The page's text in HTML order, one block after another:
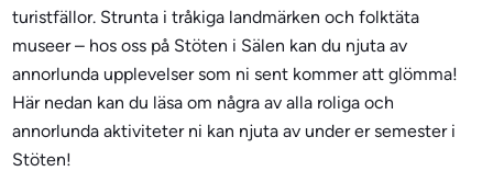
turistfällor. Strunta i tråkiga landmärken och folktäta
museer – hos oss på Stöten i Sälen kan du njuta av
annorlunda upplevelser som ni sent kommer att glömma!
Här nedan kan du läsa om några av alla roliga och
annorlunda aktiviteter ni kan njuta av under er semester i
Stöten!